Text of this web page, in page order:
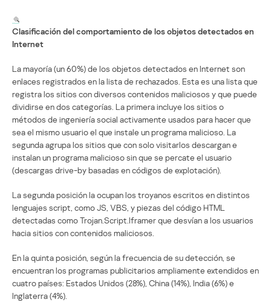
Clasificación del comportamiento de los objetos detectados en
Internet
La mayoría (un 60%) de los objetos detectados en Internet son
enlaces registrados en la lista de rechazados. Esta es una lista que
registra los sitios con diversos contenidos maliciosos y que puede
dividirse en dos categorías. La primera incluye los sitios o
métodos de ingeniería social activamente usados para hacer que
sea el mismo usuario el que instale un programa malicioso. La
segunda agrupa los sitios que con solo visitarlos descargan e
instalan un programa malicioso sin que se percate el usuario
(descargas drive-by basadas en códigos de explotación).
La segunda posición la ocupan los troyanos escritos en distintos
lenguajes script, como JS, VBS, y piezas del código HTML
detectadas como Trojan.Script.Iframer que desvían a los usuarios
hacia sitios con contenidos maliciosos.
En la quinta posición, según la frecuencia de su detección, se
encuentran los programas publicitarios ampliamente extendidos en
cuatro países: Estados Unidos (28%), China (14%), India (6%) e
Inglaterra (4%).